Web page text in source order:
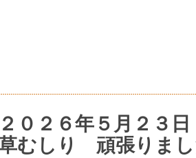
２０２６年５月２３日
むしり 頑張りま